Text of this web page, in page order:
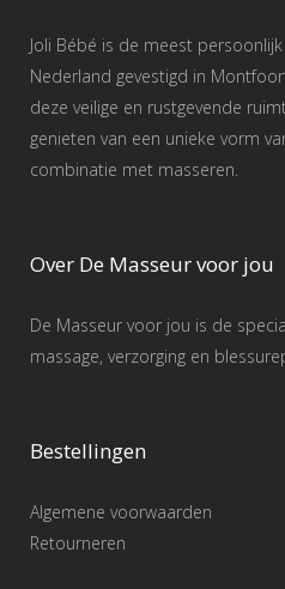
Joli Bébé is de meest
Nederland gevestigd in
deze veilige en rustgevende
genieten van een unieke vorm
combinatie met masseren.
Over De Masseur voor jou
De Masseur voor jou is de
massage, verzorging en
Bestellingen
Algemene voorwaarden
Retourneren